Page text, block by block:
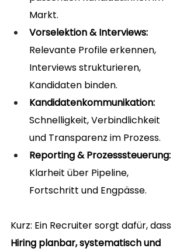
Markt.
Vorselektion & Interviews:
Relevante Profile erkennen,
Interviews strukturieren,
Kandidaten binden.
Kandidatenkommunikation:
Schnelligkeit, Verbindlichkeit
und Transparenz im Prozess.
Reporting & Prozesssteuerung:
Klarheit über Pipeline,
Fortschritt und Engpässe.
Kurz: Ein Recruiter sorgt dafür, dass
Hiring planbar, systematisch und